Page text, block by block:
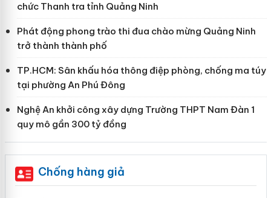
chức Thanh tra tỉnh Quảng Ninh
Phát động phong trào thi đua chào mừng Quảng Ninh
trở thành thành phố
TP.HCM: Sân khấu hóa thông điệp phòng, chống ma túy
tại phường An Phú Đông
Nghệ An khởi công xây dựng Trường THPT Nam Đàn 1
quy mô gần 300 tỷ đồng
Chống hàng giả